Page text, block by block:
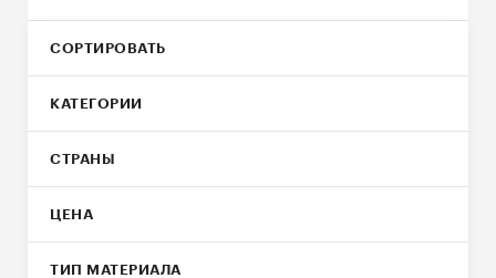
СОРТИРОВАТЬ
КАТЕГОРИИ
СТРАНЫ
ЦЕНА
ТИП МАТЕРИАЛА